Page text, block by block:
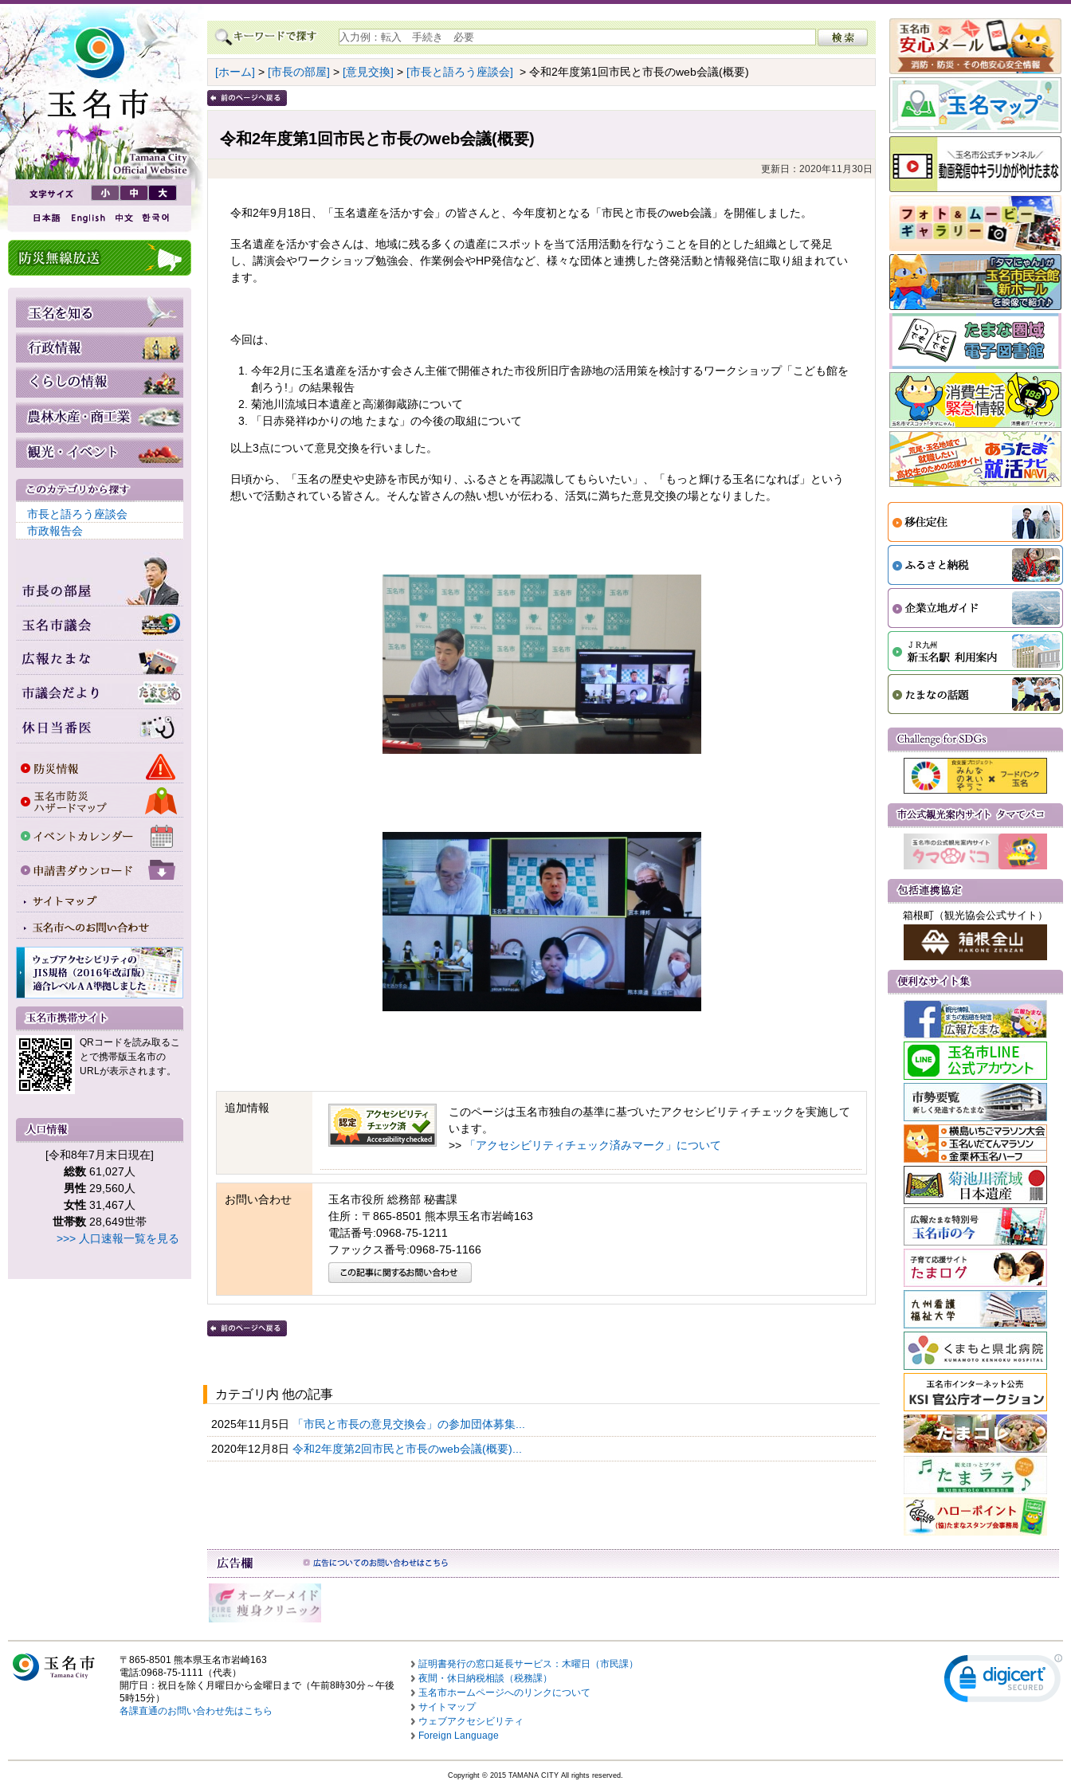
市長と語ろう座談会
市政報告会
QRコードを読み取るこ
とで携帯版玉名市の
URLが表示されます。
[令和8年7月末日現在]
総数 61,027人
男性 29,560人
女性 31,467人
世帯数 28,649世帯
>>> 人口速報一覧を見る
[ホーム] > [市長の部屋] > [意見交換] > [市長と語ろう座談会] > 令和2年度第1回市民と市長のweb会議(概要)
令和2年度第1回市民と市長のweb会議(概要)
更新日：2020年11月30日
令和2年9月18日、「玉名遺産を活かす会」の皆さんと、今年度初となる「市民と市長のweb会議」を開催しました。
玉名遺産を活かす会さんは、地域に残る多くの遺産にスポットを当て活用活動を行なうことを目的とした組織として発足
し、講演会やワークショップ勉強会、作業例会やHP発信など、様々な団体と連携した啓発活動と情報発信に取り組まれてい
ます。
今回は、
今年2月に玉名遺産を活かす会さん主催で開催された市役所旧庁舎跡地の活用策を検討するワークショップ「こども館を
創ろう!」の結果報告
菊池川流域日本遺産と高瀬御蔵跡について
「日赤発祥ゆかりの地 たまな」の今後の取組について
以上3点について意見交換を行いました。
日頃から、「玉名の歴史や史跡を市民が知り、ふるさとを再認識してもらいたい」、「もっと輝ける玉名になれば」という
想いで活動されている皆さん。そんな皆さんの熱い想いが伝わる、活気に満ちた意見交換の場となりました。
追加情報
このページは玉名市独自の基準に基づいたアクセシビリティチェックを実施して
います。
>>
「アクセシビリティチェック済みマーク」について
お問い合わせ
玉名市役所 総務部 秘書課
住所：〒865-8501 熊本県玉名市岩崎163
電話番号:0968-75-1211
ファックス番号:0968-75-1166
カテゴリ内 他の記事
2025年11月5日
「市民と市長の意見交換会」の参加団体募集...
2020年12月8日 令和2年度第2回市民と市長のweb会議(概要)...
箱根町（観光協会公式サイト）
〒865-8501 熊本県玉名市岩崎163
電話:0968-75-1111（代表）
開庁日：祝日を除く月曜日から金曜日まで（午前8時30分～午後
5時15分）
各課直通のお問い合わせ先はこちら
証明書発行の窓口延長サービス：木曜日（市民課）
夜間・休日納税相談（税務課）
玉名市ホームページへのリンクについて
サイトマップ
ウェブアクセシビリティ
Foreign Language
Copyright © 2015 TAMANA CITY All rights reserved.